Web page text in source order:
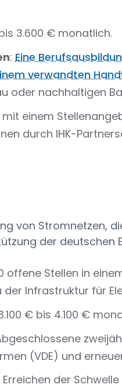
3.600 € monatlich.
: Eine
verwandten
oder nachhaltigen
einem
durch IHK-
von Stromnetzen,
der deutschen
offene Stellen in
Infrastruktur für
€ bis 4.100 €
(VDE) und
Erreichen der